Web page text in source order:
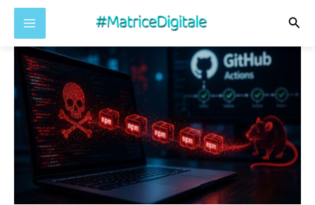
contenuto